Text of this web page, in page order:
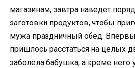
магазинам, завтра наведет
заготовки продуктов, чтобы
мужа праздничный обед.
пришлось расстаться на целых
заболела бабушка, а кроме него